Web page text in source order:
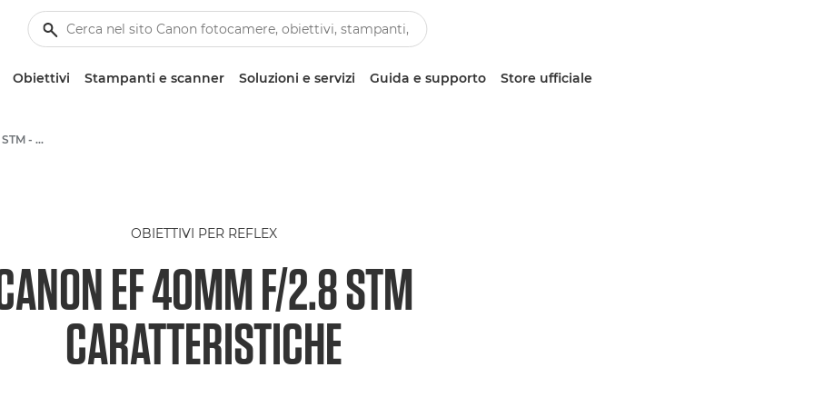
Obiettivi Stampanti e scanner Soluzioni e servizi Guida e supporto Store ufficiale
Canon EF 40mm f/2.8 STM - Obiettivi - Obiettivi fotografici
OBIETTIVI PER REFLEX
EF 40MM F/2.8 STM
CARATTERISTICHE